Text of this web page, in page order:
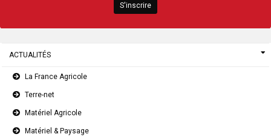
S'inscrire
ACTUALITÉS
La France Agricole
Terre-net
Matériel Agricole
Matériel & Paysage